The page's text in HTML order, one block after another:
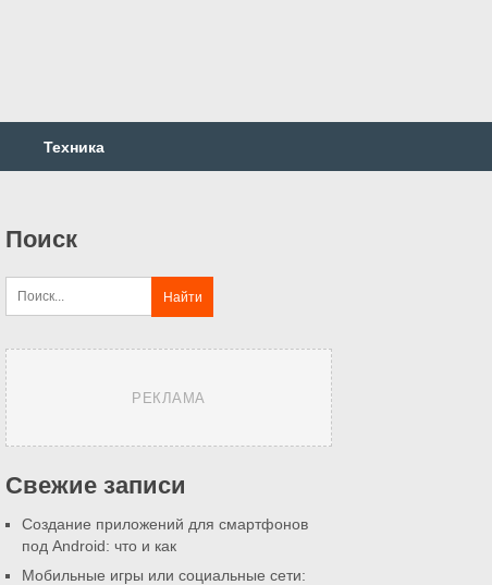
Техника
Поиск
РЕКЛАМА
Свежие записи
Создание приложений для смартфонов
под Android: что и как
Мобильные игры или социальные сети: